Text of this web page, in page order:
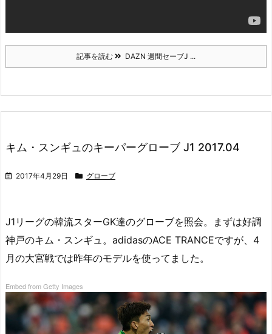
記事を読む DAZN 週間セーブJ ...
キム・スンギュのキーパーグローブ J1 2017.04
2017年4月29日 グローブ
J1リーグの韓流スターGK達のグローブを照会。まずは好調
神戸のキム・スンギュ。adidasのACE TRANCEですが、4
月の大宮戦では昨年のモデルを使ってました。
Embed from Getty Images